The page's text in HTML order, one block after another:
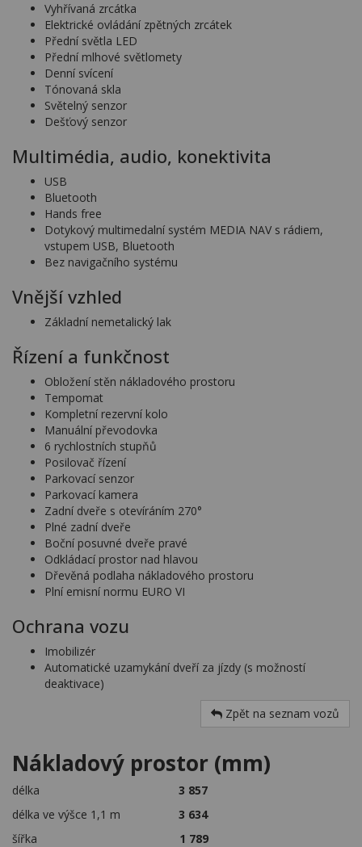
Vyhřívaná zrcátka
Elektrické ovládání zpětných zrcátek
Přední světla LED
Přední mlhové světlomety
Denní svícení
Tónovaná skla
Světelný senzor
Dešťový senzor
Multimédia, audio, konektivita
USB
Bluetooth
Hands free
Dotykový multimedalní systém MEDIA NAV s rádiem,
vstupem USB, Bluetooth
Bez navigačního systému
Vnější vzhled
Základní nemetalický lak
Řízení a funkčnost
Obložení stěn nákladového prostoru
Tempomat
Kompletní rezervní kolo
Manuální převodovka
6 rychlostních stupňů
Posilovač řízení
Parkovací senzor
Parkovací kamera
Zadní dveře s otevíráním 270°
Plné zadní dveře
Boční posuvné dveře pravé
Odkládací prostor nad hlavou
Dřevěná podlaha nákladového prostoru
Plní emisní normu EURO VI
Ochrana vozu
Imobilizér
Automatické uzamykání dveří za jízdy (s možností
deaktivace)
Zpět na seznam vozů
Nákladový prostor (mm)
délka
3 857
délka ve výšce 1,1 m 3 634
šířka 1 789